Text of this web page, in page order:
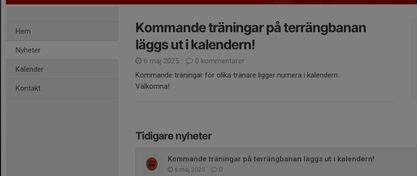
Hem
Nyheter
Kalender
Kontakt
Kommande träningar på terrängbanan
läggs ut i kalendern!
6 maj 2025
0 kommentarer
Kommande träningar för olika tränare ligger numera i kalendern.
Välkomna!
Tidigare nyheter
Kommande träningar på terrängbanan läggs ut i kalendern!
6 maj 2025 0